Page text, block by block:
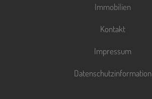
Immobilien
Kontakt
Impressum
Datenschutzinformation